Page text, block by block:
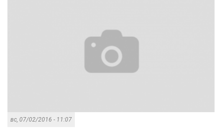
вс, 07/02/2016 - 11:07